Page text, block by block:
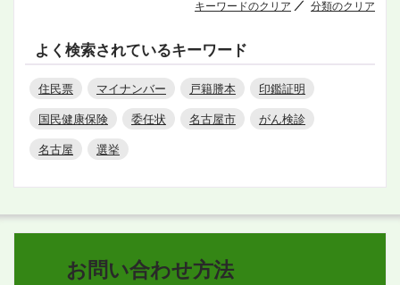
キーワードのクリア 分類のクリア
よく検索されているキーワード
住民票 マイナンバー 戸籍謄本
印鑑証明
国民健康保険
委任状 名古屋市
がん検診
名古屋
選挙
お問い合わせ方法